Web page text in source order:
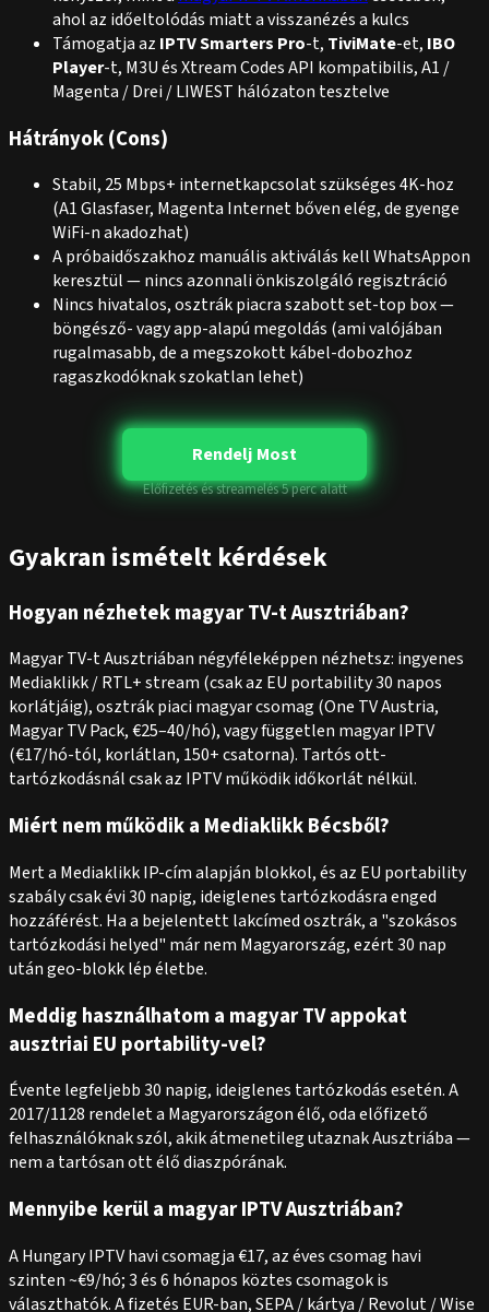
ahol az időeltolódás miatt a visszanézés a kulcs
Támogatja az IPTV Smarters Pro-t, TiviMate-et, IBO
Player-t, M3U és Xtream Codes API kompatibilis, A1 /
Magenta / Drei / LIWEST hálózaton tesztelve
Hátrányok (Cons)
Stabil, 25 Mbps+ internetkapcsolat szükséges 4K-hoz
(A1 Glasfaser, Magenta Internet bőven elég, de gyenge
WiFi-n akadozhat)
A próbaidőszakhoz manuális aktiválás kell WhatsAppon
keresztül — nincs azonnali önkiszolgáló regisztráció
Nincs hivatalos, osztrák piacra szabott set-top box —
böngésző- vagy app-alapú megoldás (ami valójában
rugalmasabb, de a megszokott kábel-dobozhoz
ragaszkodóknak szokatlan lehet)
Rendelj Most
Előfizetés és streamelés 5 perc alatt
Gyakran ismételt kérdések
Hogyan nézhetek magyar TV-t Ausztriában?
Magyar TV-t Ausztriában négyféleképpen nézhetsz: ingyenes
Mediaklikk / RTL+ stream (csak az EU portability 30 napos
korlátjáig), osztrák piaci magyar csomag (One TV Austria,
Magyar TV Pack, €25–40/hó), vagy független magyar IPTV
(€17/hó-tól, korlátlan, 150+ csatorna). Tartós ott-
tartózkodásnál csak az IPTV működik időkorlát nélkül.
Miért nem működik a Mediaklikk Bécsből?
Mert a Mediaklikk IP-cím alapján blokkol, és az EU portability
szabály csak évi 30 napig, ideiglenes tartózkodásra enged
hozzáférést. Ha a bejelentett lakcímed osztrák, a "szokásos
tartózkodási helyed" már nem Magyarország, ezért 30 nap
után geo-blokk lép életbe.
Meddig használhatom a magyar TV appokat
ausztriai EU portability-vel?
Évente legfeljebb 30 napig, ideiglenes tartózkodás esetén. A
2017/1128 rendelet a Magyarországon élő, oda előfizető
felhasználóknak szól, akik átmenetileg utaznak Ausztriába —
nem a tartósan ott élő diaszpórának.
Mennyibe kerül a magyar IPTV Ausztriában?
A Hungary IPTV havi csomagja €17, az éves csomag havi
szinten ~€9/hó; 3 és 6 hónapos köztes csomagok is
választhatók. A fizetés EUR-ban, SEPA / kártya / Revolut / Wise